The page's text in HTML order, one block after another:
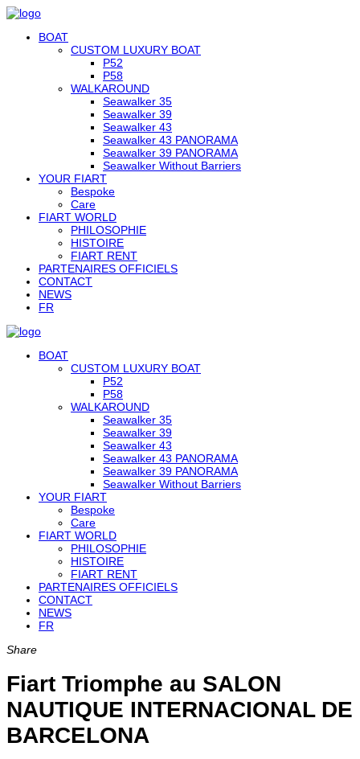
BOAT
CUSTOM LUXURY BOAT
P52
P58
WALKAROUND
Seawalker 35
Seawalker 39
Seawalker 43
Seawalker 43 PANORAMA
Seawalker 39 PANORAMA
Seawalker Without Barriers
YOUR FIART
Bespoke
Care
FIART WORLD
PHILOSOPHIE
HISTOIRE
FIART RENT
PARTENAIRES OFFICIELS
CONTACT
NEWS
FR
BOAT
CUSTOM LUXURY BOAT
P52
P58
WALKAROUND
Seawalker 35
Seawalker 39
Seawalker 43
Seawalker 43 PANORAMA
Seawalker 39 PANORAMA
Seawalker Without Barriers
YOUR FIART
Bespoke
Care
FIART WORLD
PHILOSOPHIE
HISTOIRE
FIART RENT
PARTENAIRES OFFICIELS
CONTACT
NEWS
FR
Share
Fiart Triomphe au SALON
NAUTIQUE INTERNACIONAL DE
BARCELONA